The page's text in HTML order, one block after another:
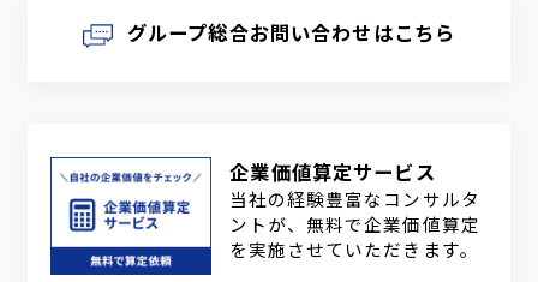
グループ総合お問い合わせはこちら
企業価値算定サービス
当社の経験豊富なコンサルタ
ントが、無料で企業価値算定
を実施させていただきます。